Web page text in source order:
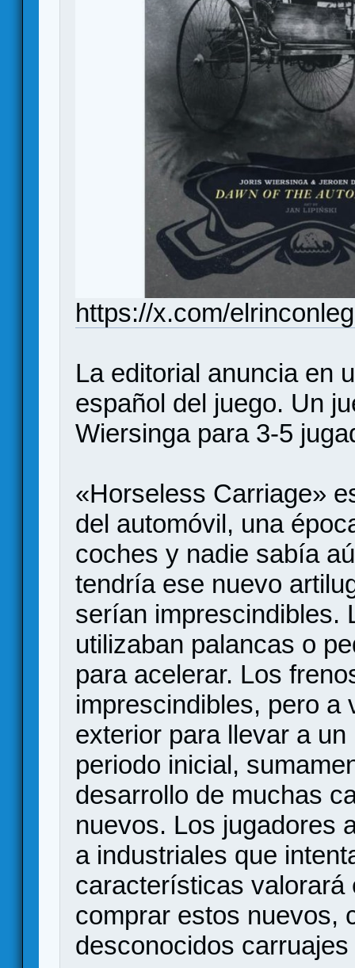
https://x.com/
La editorial anuncia en
español del juego. Un
Wiersinga para 3-5
«Horseless Carriage»
del automóvil, una
coches y nadie sabía
tendría ese nuevo
serían imprescindibles.
utilizaban palancas o
para acelerar. Los
imprescindibles, pero a
exterior para llevar a
periodo inicial,
desarrollo de muchas
nuevos. Los jugadores
a industriales que
características valorará
comprar estos nuevos,
desconocidos